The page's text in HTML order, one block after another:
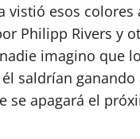
vistió esos colores
Philipp Rivers y
imagino que
saldrían ganando
se apagará el